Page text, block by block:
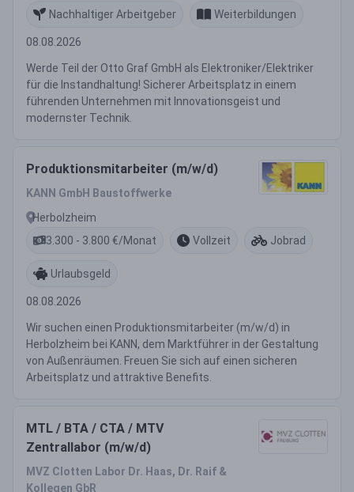
Nachhaltiger Arbeitgeber Weiterbildungen
08.08.2026
Werde Teil der Otto Graf GmbH als Elektroniker/Elektriker
für die Instandhaltung! Sicherer Arbeitsplatz in einem
führenden Unternehmen mit Innovationsgeist und
modernster Technik.
Produktionsmitarbeiter (m/w/d)
KANN GmbH Baustoffwerke
Herbolzheim
3.300 - 3.800 €/Monat
Vollzeit Jobrad
Urlaubsgeld
08.08.2026
Wir suchen einen Produktionsmitarbeiter (m/w/d) in
Herbolzheim bei KANN, dem Marktführer in der Gestaltung
von Außenräumen. Freuen Sie sich auf einen sicheren
Arbeitsplatz und attraktive Benefits.
MTL / BTA / CTA / MTV
Zentrallabor (m/w/d)
MVZ Clotten Labor Dr. Haas, Dr. Raif &
Kollegen GbR